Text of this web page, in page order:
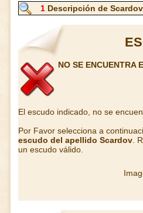
1 Descripción de Scardov
NO SE ENCUENTRA
El escudo indicado, no se
Por Favor selecciona a
escudo del apellido Scardov .
un escudo válido.